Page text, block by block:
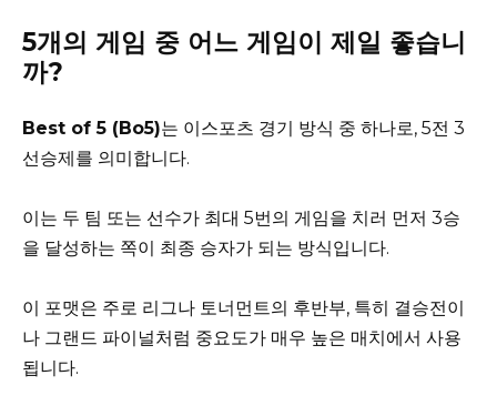
5개의 게임 중 어느 게임이 제일 좋습니
까?
Best of 5 (Bo5)는 이스포츠 경기 방식 중 하나로, 5전 3
선승제를 의미합니다.
이는 두 팀 또는 선수가 최대 5번의 게임을 치러 먼저 3승
을 달성하는 쪽이 최종 승자가 되는 방식입니다.
이 포맷은 주로 리그나 토너먼트의 후반부, 특히 결승전이
나 그랜드 파이널처럼 중요도가 매우 높은 매치에서 사용
됩니다.